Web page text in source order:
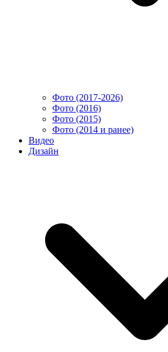
Фото (2017-2026)
Фото (2016)
Фото (2015)
Фото (2014 и ранее)
Видео
Дизайн